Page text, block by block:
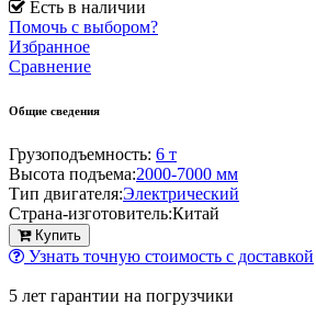
Есть в наличии
Помочь с выбором?
Избранное
Сравнение
Общие сведения
Грузоподъемность: 6 т
Высота подъема:2000-7000 мм
Тип двигателя:Электрический
Страна-изготовитель:Китай
Купить
Узнать точную стоимость с доставкой
5 лет гарантии на погрузчики